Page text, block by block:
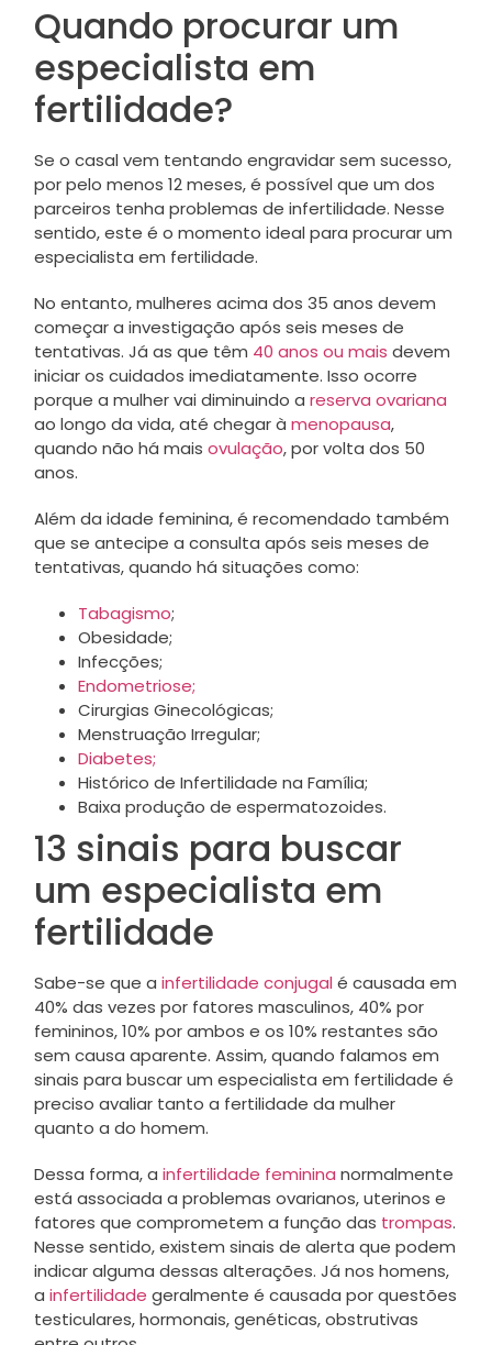
Quando procurar um
especialista em
fertilidade?
Se o casal vem tentando engravidar sem sucesso,
por pelo menos 12 meses, é possível que um dos
parceiros tenha problemas de infertilidade. Nesse
sentido, este é o momento ideal para procurar um
especialista em fertilidade.
No entanto, mulheres acima dos 35 anos devem
começar a investigação após seis meses de
tentativas. Já as que têm 40 anos ou mais devem
iniciar os cuidados imediatamente. Isso ocorre
porque a mulher vai diminuindo a reserva ovariana
ao longo da vida, até chegar à menopausa,
quando não há mais ovulação, por volta dos 50
anos.
Além da idade feminina, é recomendado também
que se antecipe a consulta após seis meses de
tentativas, quando há situações como:
Tabagismo;
Obesidade;
Infecções;
Endometriose;
Cirurgias Ginecológicas;
Menstruação Irregular;
Diabetes;
Histórico de Infertilidade na Família;
Baixa produção de espermatozoides.
13 sinais para buscar
um especialista em
fertilidade
Sabe-se que a infertilidade conjugal é causada em
40% das vezes por fatores masculinos, 40% por
femininos, 10% por ambos e os 10% restantes são
sem causa aparente. Assim, quando falamos em
sinais para buscar um especialista em fertilidade é
preciso avaliar tanto a fertilidade da mulher
quanto a do homem.
Dessa forma, a infertilidade feminina normalmente
está associada a problemas ovarianos, uterinos e
fatores que comprometem a função das trompas.
Nesse sentido, existem sinais de alerta que podem
indicar alguma dessas alterações. Já nos homens,
a infertilidade geralmente é causada por questões
testiculares, hormonais, genéticas, obstrutivas